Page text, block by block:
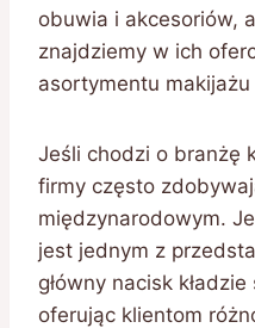
obuwia i akcesoriów,
znajdziemy w ich
asortymentu
Jeśli chodzi o branżę
firmy często
międzynarodowym.
jest jednym z
główny nacisk
oferując klientom